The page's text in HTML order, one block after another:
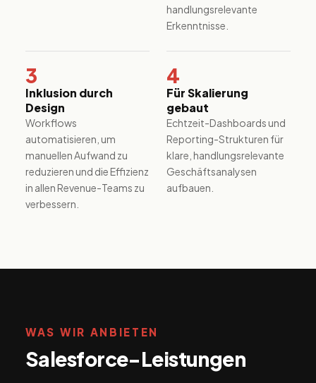
handlungsrelevante
Erkenntnisse.
3
Inklusion durch
Design
Workflows
automatisieren, um
manuellen Aufwand zu
reduzieren und die Effizienz
in allen Revenue-Teams zu
verbessern.
4
Für Skalierung
gebaut
Echtzeit-Dashboards und
Reporting-Strukturen für
klare, handlungsrelevante
Geschäftsanalysen
aufbauen.
WAS WIR ANBIETEN
Salesforce-Leistungen